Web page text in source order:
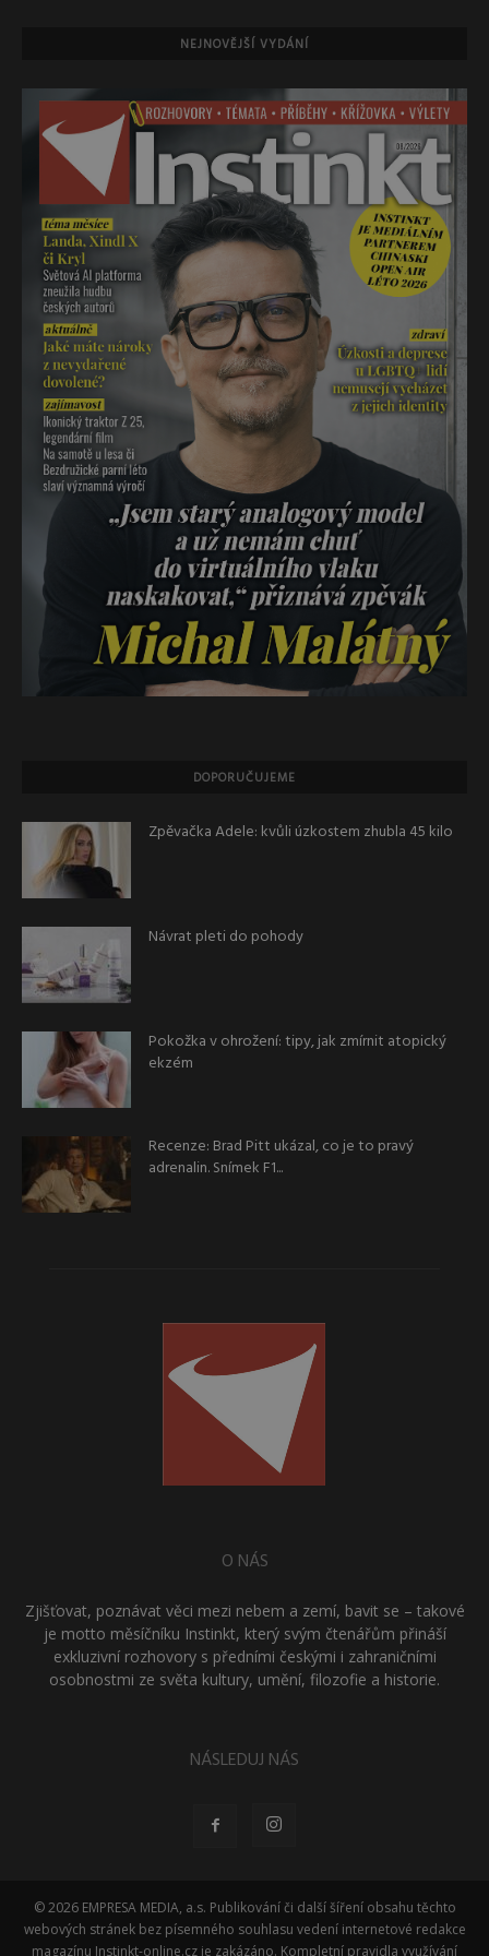
NEJNOVĚJŠÍ VYDÁNÍ
DOPORUČUJEME
Zpěvačka Adele: kvůli úzkostem zhubla 45 kilo
Návrat pleti do pohody
Pokožka v ohrožení: tipy, jak zmírnit atopický
ekzém
Recenze: Brad Pitt ukázal, co je to pravý
adrenalin. Snímek F1...
O NÁS
Zjišťovat, poznávat věci mezi nebem a zemí, bavit se – takové
je motto měsíčníku Instinkt, který svým čtenářům přináší
exkluzivní rozhovory s předními českými i zahraničními
osobnostmi ze světa kultury, umění, filozofie a historie.
NÁSLEDUJ NÁS
© 2026 EMPRESA MEDIA, a.s. Publikování či další šíření obsahu těchto
webových stránek bez písemného souhlasu vedení internetové redakce
magazínu Instinkt-online.cz je zakázáno. Kompletní pravidla využívání